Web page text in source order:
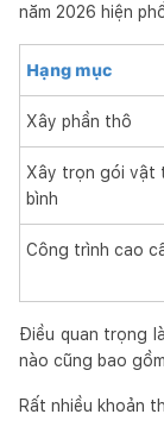
năm 2026 hiện
Hạng mục
Xây phần thô
Xây trọn gói vật
bình
Công trình cao
Điều quan trọng
nào cũng bao
Rất nhiều khoản